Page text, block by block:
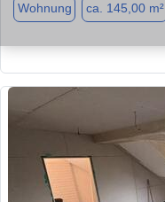
Wohnung ca. 145,00 m²